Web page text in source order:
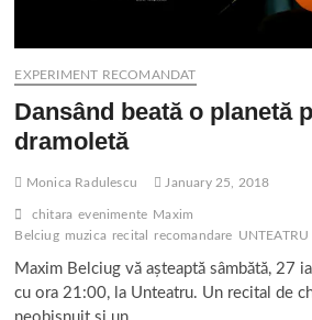
EXPERIMENT RECOMANDAT
Dansând beată o planetă
dramoletă
Monica Radulescu January 25, 2018
chitara evenimente Maxim
Belciug muzica recital recomandare UNTEATRU
Maxim Belciug vă așteaptă sâmbătă, 27
cu ora 21:00, la Unteatru. Un recital de